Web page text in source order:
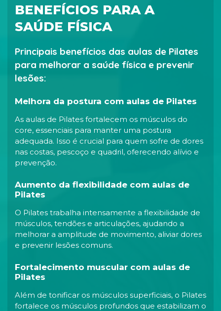
BENEFÍCIOS PARA A
SAÚDE FÍSICA
Principais benefícios das aulas de Pilates
para melhorar a saúde física e prevenir
lesões:
Melhora da postura com aulas de Pilates
As aulas de Pilates fortalecem os músculos do
core, essenciais para manter uma postura
adequada. Isso é crucial para quem sofre de dores
nas costas, pescoço e quadril, oferecendo alívio e
prevenção.
Aumento da flexibilidade com aulas de
Pilates
O Pilates trabalha intensamente a flexibilidade de
músculos, tendões e articulações, ajudando a
melhorar a amplitude de movimento, aliviar dores
e prevenir lesões comuns.
Fortalecimento muscular com aulas de
Pilates
Além de tonificar os músculos superficiais, o Pilates
fortalece os músculos profundos que estabilizam o